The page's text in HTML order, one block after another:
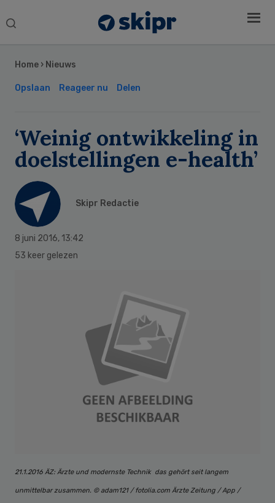
Search
Home › Nieuws
Opslaan Reageer nu Delen
‘Weinig ontwikkeling in
doelstellingen e-health’
Skipr Redactie
8 juni 2016, 13:42
53 keer gelezen
21.1.2016 ÄZ: Ärzte und modernste Technik  das gehört seit langem
unmittelbar zusammen. © adam121 / fotolia.com Ärzte Zeitung / App /
Sidebar